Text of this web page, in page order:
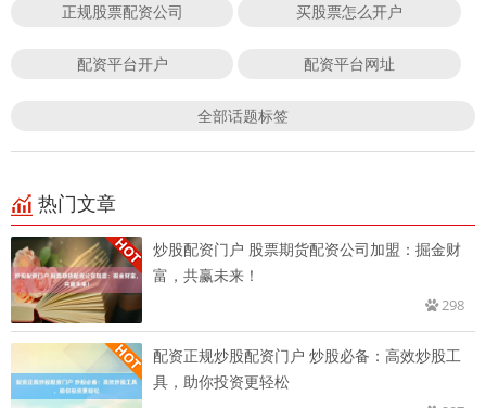
正规股票配资公司 买股票怎么开户
配资平台开户 配资平台网址
全部话题标签
热门文章
炒股配资门户 股票期货配资公司加盟：掘金财
富，共赢未来！
298
配资正规炒股配资门户 炒股必备：高效炒股工
具，助你投资更轻松